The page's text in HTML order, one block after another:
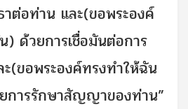
ต่อท่าน และ(ขอพระองค์
) ด้วยการเชื่อมันต่อการ
(ขอพระองค์ทรงทำให้ฉัน
ารรักษาสัญญาของท่าน”